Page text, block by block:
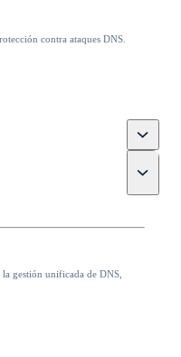
contra ataques DNS.
Toggle
Toggle
gestión unificada de DNS,